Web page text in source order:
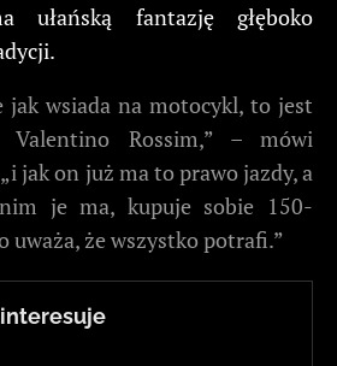
ułańską fantazję głęboko
jak wsiada na motocykl, to jest
Valentino Rossim,” – mówi
jak on już ma to prawo jazdy, a
je ma, kupuje sobie 150-
uważa, że wszystko potrafi.”